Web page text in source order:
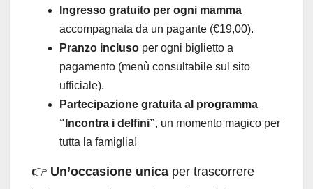
Ingresso gratuito per ogni mamma
accompagnata da un pagante (€19,00).
Pranzo incluso per ogni biglietto a
pagamento (menù consultabile sul sito
ufficiale).
Partecipazione gratuita al programma
“Incontra i delfini”, un momento magico per
tutta la famiglia!
👉 Un’occasione unica per trascorrere